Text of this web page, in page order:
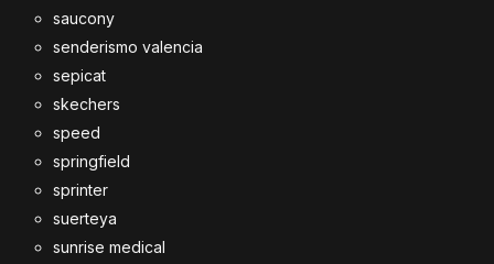
saucony
senderismo valencia
sepicat
skechers
speed
springfield
sprinter
suerteya
sunrise medical